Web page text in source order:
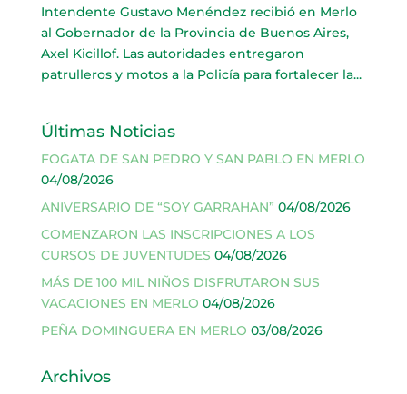
Intendente Gustavo Menéndez recibió en Merlo
al Gobernador de la Provincia de Buenos Aires,
Axel Kicillof. Las autoridades entregaron
patrulleros y motos a la Policía para fortalecer la...
Últimas Noticias
FOGATA DE SAN PEDRO Y SAN PABLO EN MERLO
04/08/2026
ANIVERSARIO DE “SOY GARRAHAN” 04/08/2026
COMENZARON LAS INSCRIPCIONES A LOS
CURSOS DE JUVENTUDES 04/08/2026
MÁS DE 100 MIL NIÑOS DISFRUTARON SUS
VACACIONES EN MERLO 04/08/2026
PEÑA DOMINGUERA EN MERLO 03/08/2026
Archivos